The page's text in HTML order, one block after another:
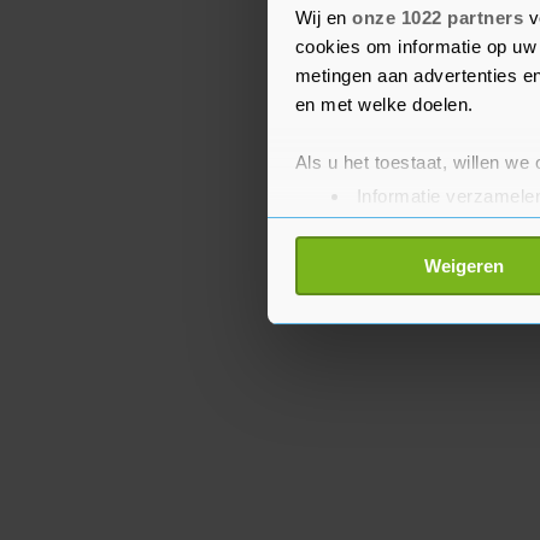
Wij en onze 1022 partners
cookies om informatie op
metingen aan advertenties
en met welke doelen.
Als u het toestaat, willen we
Informatie
Uw apparaat
Lees meer over hoe uw
toestemming op elk
Weigeren
er vanwege
Tiel en Arnhem van